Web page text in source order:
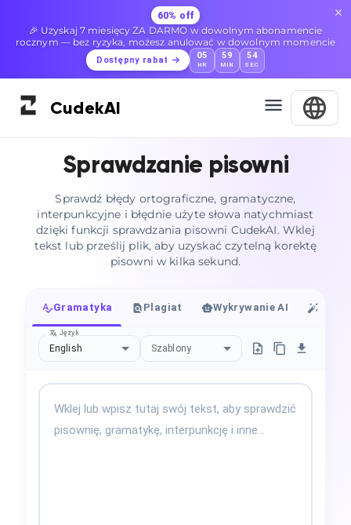
60% off
🎉 Uzyskaj 7 miesięcy ZA DARMO w dowolnym abonamencie
rocznym — bez ryzyka, możesz anulować w dowolnym momencie
Dostępny rabat 05
HR
59
MIN
52
SEC
CudekAI
Sprawdzanie pisowni
Sprawdź błędy ortograficzne, gramatyczne,
interpunkcyjne i błędnie użyte słowa natychmiast
dzięki funkcji sprawdzania pisowni CudekAI. Wklej
tekst lub prześlij plik, aby uzyskać czytelną korektę
pisowni w kilka sekund.
Gramatyka Plagiat Wykrywanie AI
Język
English Szablony